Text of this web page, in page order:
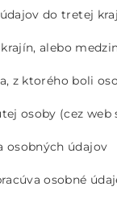
do tretej
alebo
z ktorého boli
osoby (cez web
osobných údajov
osobné